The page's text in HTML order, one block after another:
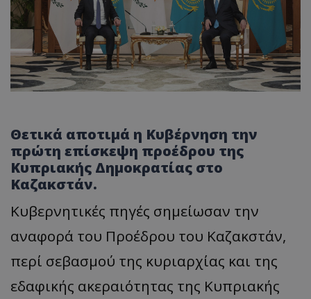
Θετικά αποτιμά η Κυβέρνηση την
πρώτη επίσκεψη προέδρου της
Κυπριακής Δημοκρατίας στο
Καζακστάν.
Κυβερνητικές πηγές σημείωσαν την
αναφορά του Προέδρου του Καζακστάν,
περί σεβασμού της κυριαρχίας και της
εδαφικής ακεραιότητας της Κυπριακής